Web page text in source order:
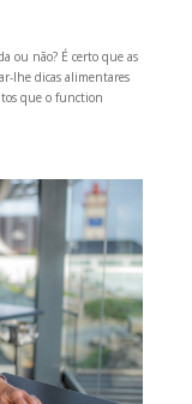
ou não? É certo que as
lhe dicas alimentares
que o function